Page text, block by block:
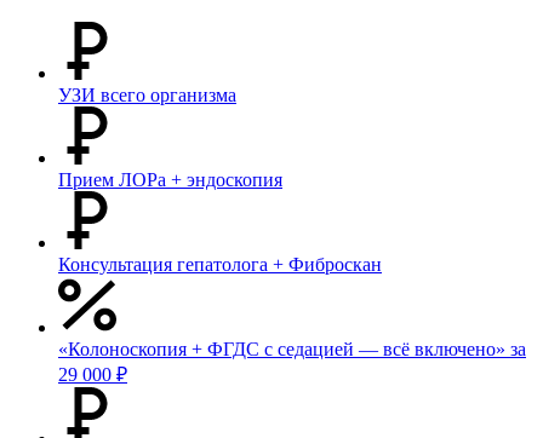
УЗИ всего организма
Прием ЛОРа + эндоскопия
Консультация гепатолога + Фиброскан
«Колоноскопия + ФГДС с седацией — всё включено» за
29 000 ₽